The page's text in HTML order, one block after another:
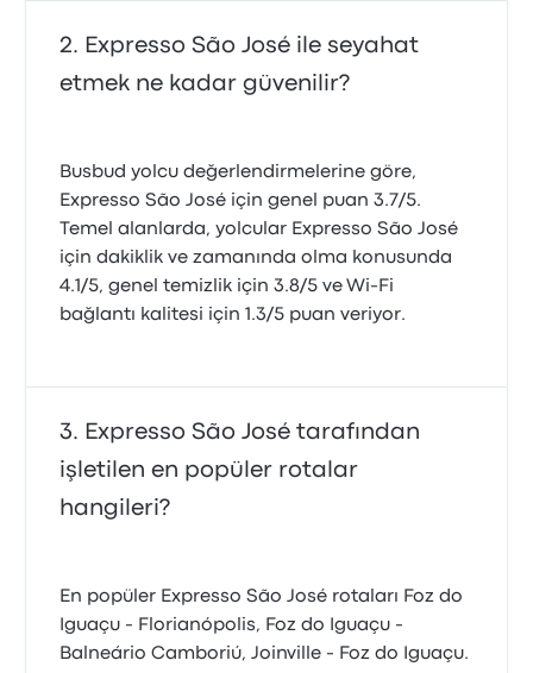
Expresso São José ile seyahat
etmek ne kadar güvenilir?
Busbud yolcu değerlendirmelerine göre,
Expresso São José için genel puan 3.7/5.
Temel alanlarda, yolcular Expresso São José
için dakiklik ve zamanında olma konusunda
4.1/5, genel temizlik için 3.8/5 ve Wi‑Fi
bağlantı kalitesi için 1.3/5 puan veriyor.
Expresso São José tarafından
işletilen en popüler rotalar
hangileri?
En popüler Expresso São José rotaları Foz do
Iguaçu - Florianópolis, Foz do Iguaçu -
Balneário Camboriú, Joinville - Foz do Iguaçu.